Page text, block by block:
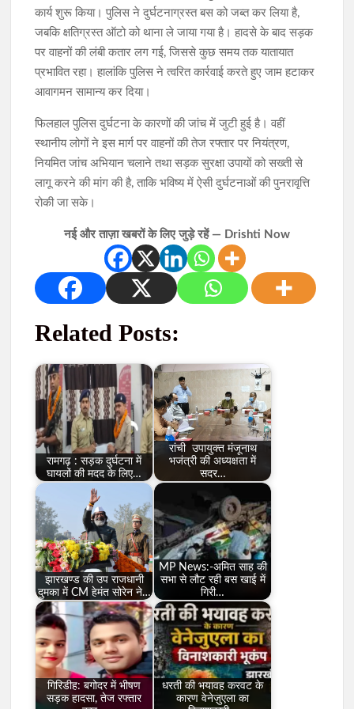
कार्य शुरू किया। पुलिस ने दुर्घटनाग्रस्त बस को जब्त कर लिया है,
जबकि क्षतिग्रस्त ऑटो को थाना ले जाया गया है। हादसे के बाद सड़क
पर वाहनों की लंबी कतार लग गई, जिससे कुछ समय तक यातायात
प्रभावित रहा। हालांकि पुलिस ने त्वरित कार्रवाई करते हुए जाम हटाकर
आवागमन सामान्य कर दिया।
फिलहाल पुलिस दुर्घटना के कारणों की जांच में जुटी हुई है। वहीं
स्थानीय लोगों ने इस मार्ग पर वाहनों की तेज रफ्तार पर नियंत्रण,
नियमित जांच अभियान चलाने तथा सड़क सुरक्षा उपायों को सख्ती से
लागू करने की मांग की है, ताकि भविष्य में ऐसी दुर्घटनाओं की पुनरावृत्ति
रोकी जा सके।
नई और ताज़ा खबरों के लिए जुड़े रहें — Drishti Now
Related Posts:
रामगढ़ : सड़क दुर्घटना में
घायलों की मदद के लिए…
रांची उपायुक्त मंजूनाथ
भजंत्री की अध्यक्षता में
सदर…
झारखण्ड की उप राजधानी
दुमका में CM हेमंत सोरेन ने…
MP News:-अमित साह की
सभा से लौट रही बस खाई में
गिरी…
गिरिडीह: बगोदर में भीषण
सड़क हादसा, तेज रफ्तार
धरती की भयावह करवट के
कारण वेनेज़ुएला का